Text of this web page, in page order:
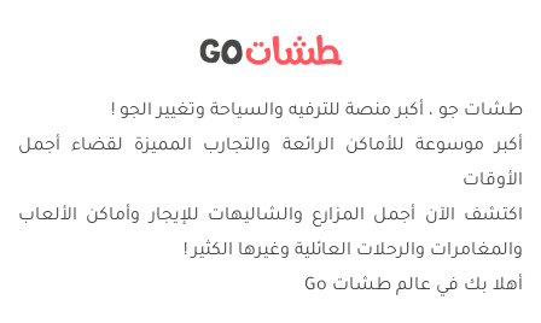
طشات جو ، أكبر منصة للترفيه والسياحة وتغيير الجو !
أكبر موسوعة للأماكن الرائعة والتجارب المميزة لقضاء أجمل
الأوقات
اكتشف الآن أجمل المزارع والشاليهات للإيجار وأماكن الألعاب
والمغامرات والرحلات العائلية وغيرها الكثير !
أهلا بك في عالم طشات Go